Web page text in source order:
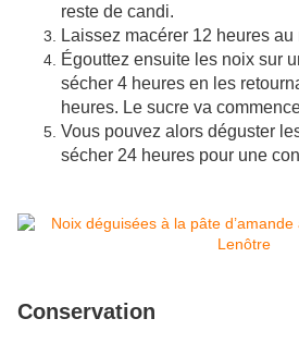
reste de candi.
Laissez macérer 12 heures au
Égouttez ensuite les noix sur
sécher 4 heures en les
heures. Le sucre va
Vous pouvez alors déguster
sécher 24 heures pour une
Conservation